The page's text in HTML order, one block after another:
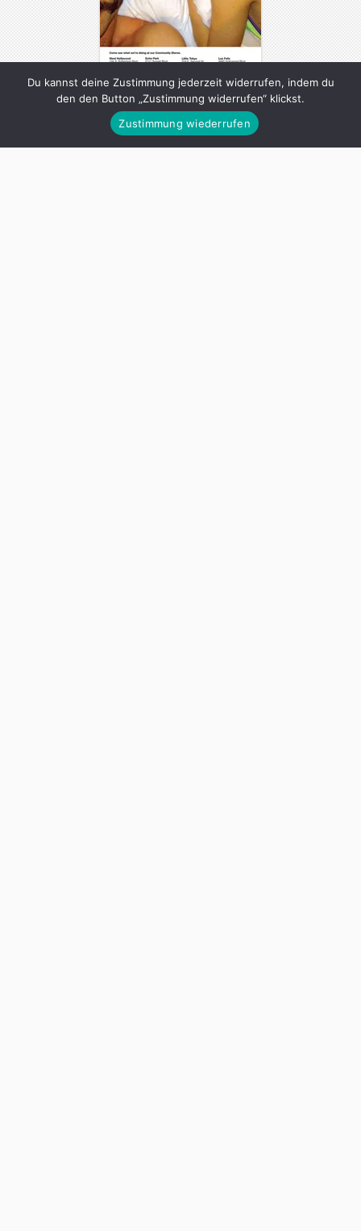
Dov Charney, der Gründer der Modefirma American
Apparel, erklärt, warum er seine Mitarbeiter gut
behandelt – und trotzdem kein Engel ist Wer heute Mode
Du kannst deine Zustimmung jederzeit widerrufen, indem du
den den Button „Zustimmung widerrufen“ klickst.
Zustimmung wiederrufen